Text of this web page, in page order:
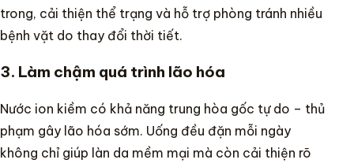
trong, cải thiện thể trạng và hỗ trợ phòng tránh nhiều
bệnh vặt do thay đổi thời tiết.
3. Làm chậm quá trình lão hóa
Nước ion kiềm có khả năng trung hòa gốc tự do – thủ
phạm gây lão hóa sớm. Uống đều đặn mỗi ngày
không chỉ giúp làn da mềm mại mà còn cải thiện rõ